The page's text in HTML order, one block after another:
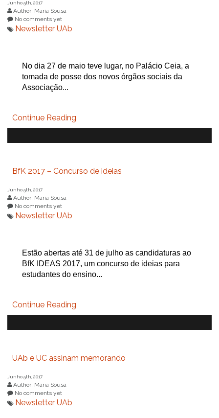
Junho 5th, 2017
Author: Maria Sousa
No comments yet
Newsletter UAb
No dia 27 de maio teve lugar, no Palácio Ceia, a
tomada de posse dos novos órgãos sociais da
Associação...
Continue Reading
BfK 2017 – Concurso de ideias
Junho 5th, 2017
Author: Maria Sousa
No comments yet
Newsletter UAb
Estão abertas até 31 de julho as candidaturas ao
BfK IDEAS 2017, um concurso de ideias para
estudantes do ensino...
Continue Reading
UAb e UC assinam memorando
Junho 5th, 2017
Author: Maria Sousa
No comments yet
Newsletter UAb